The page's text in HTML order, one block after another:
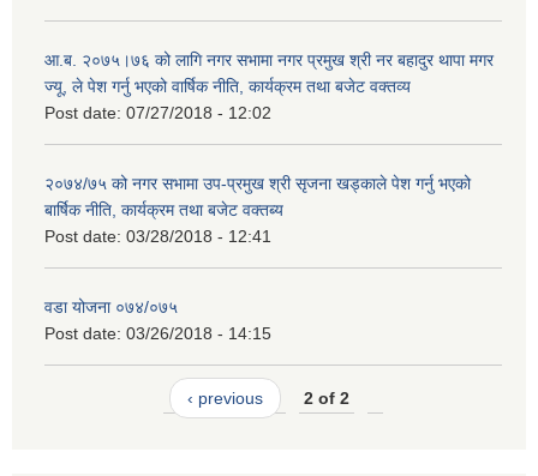
आ.ब. २०७५।७६ को लागि नगर सभामा नगर प्रमुख श्री नर बहादुर थापा मगर
ज्यू, ले पेश गर्नु भएको वार्षिक नीति, कार्यक्रम तथा बजेट वक्तव्य
Post date: 07/27/2018 - 12:02
२०७४/७५ को नगर सभामा उप-प्रमुख श्री सृजना खड्काले पेश गर्नु भएको
बार्षिक नीति, कार्यक्रम तथा बजेट वक्तब्य
Post date: 03/28/2018 - 12:41
वडा योजना ०७४/०७५
Post date: 03/26/2018 - 14:15
‹ previous 2 of 2